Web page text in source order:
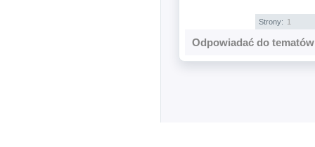
Strony: 1
Odpowiadać do